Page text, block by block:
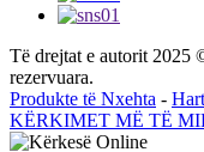
Të drejtat e autorit 2025
rezervuara.
Produkte të Nxehta -
KËRKIMET MË TË